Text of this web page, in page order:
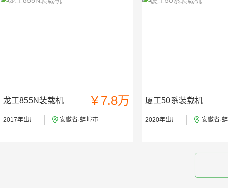
龙工855N装载机 ￥7.8万
2017年出厂 安徽省·蚌埠市
厦工50系装载机
2020年出厂 安徽省·